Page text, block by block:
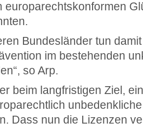
europarechtskonformen
Bundesländer tun
im bestehenden
so Arp.
beim langfristigen Ziel,
Dass nun die Lizenzen